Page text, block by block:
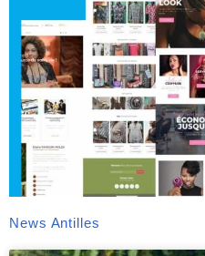
News Antilles